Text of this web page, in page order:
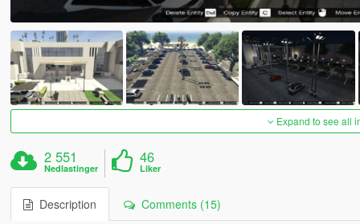
Expand to see all
2 551
Nedlastinger
46
Liker
Description Comments (15)